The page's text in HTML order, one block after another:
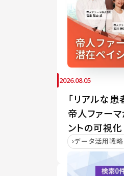
2026.08.05
「リアルな患
帝人ファー
ントの可視化
データ活用戦略